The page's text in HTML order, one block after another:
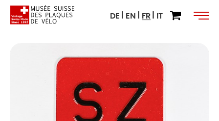
DE EN FR IT